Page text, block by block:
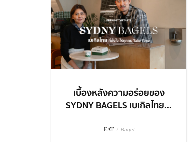
เบื้องหลังความอร่อยของ
SYDNY BAGELS เบเกิลไทย...
EAT / Bagel